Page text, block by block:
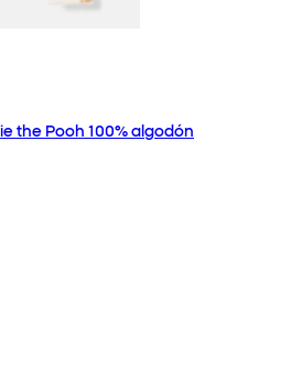
the Pooh 100% algodón